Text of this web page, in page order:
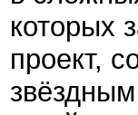
которых
проект,